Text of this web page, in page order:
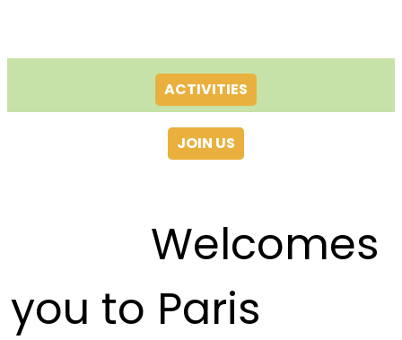
ACTIVITIES
JOIN US
Welcomes
you to Paris